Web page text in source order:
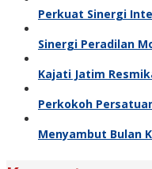
Perkuat Sinergi
Sinergi Peradilan
Kajati Jatim
Perkokoh
Menyambut Bulan